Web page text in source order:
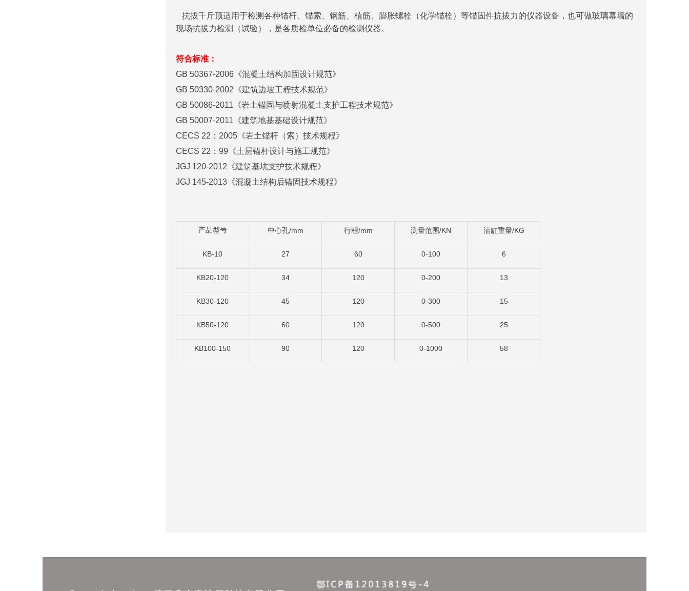
抗拔千斤顶适用于检测各种锚杆、锚索、钢筋、植筋、膨胀螺栓（化学锚栓）等锚固件抗拔力的仪器设备，也可做玻璃幕墙的
现场抗拔力检测（试验），是各质检单位必备的检测仪器。
符合标准：
GB 50367-2006 《混凝土结构加固设计规范》
GB 50330-2002 《建筑边坡工程技术规范》
GB 50086-2011 《岩土锚固与喷射混凝土支护工程技术规范》
GB 50007-2011 《建筑地基基础设计规范》
CECS 22 ： 2005 《岩土锚杆（索）技术规程》
CECS 22 ： 99 《土层锚杆设计与施工规范》
JGJ 120-2012 《建筑基坑支护技术规程》
JGJ 145-2013 《混凝土结构后锚固技术规程》
产品型号 中心孔/mm 行程/mm 测量范围 /KN 油缸重量/KG
KB-10 27 60 0-100 6
KB20-120 34 120 0-200 13
KB30-120 45 120 0-300 15
KB50-120 60 120 0-500 25
KB100-150 90 120 0-1000 58